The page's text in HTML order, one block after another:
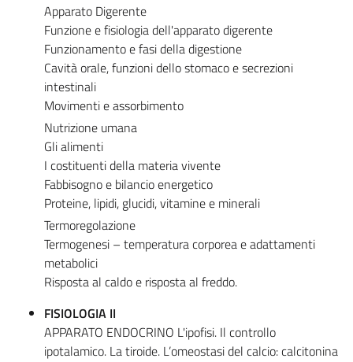
Apparato Digerente
Funzione e fisiologia dell'apparato digerente
Funzionamento e fasi della digestione
Cavità orale, funzioni dello stomaco e secrezioni
intestinali
Movimenti e assorbimento
Nutrizione umana
Gli alimenti
I costituenti della materia vivente
Fabbisogno e bilancio energetico
Proteine, lipidi, glucidi, vitamine e minerali
Termoregolazione
Termogenesi – temperatura corporea e adattamenti
metabolici
Risposta al caldo e risposta al freddo.
FISIOLOGIA II
APPARATO ENDOCRINO L'ipofisi. Il controllo
ipotalamico. La tiroide. L’omeostasi del calcio: calcitonina